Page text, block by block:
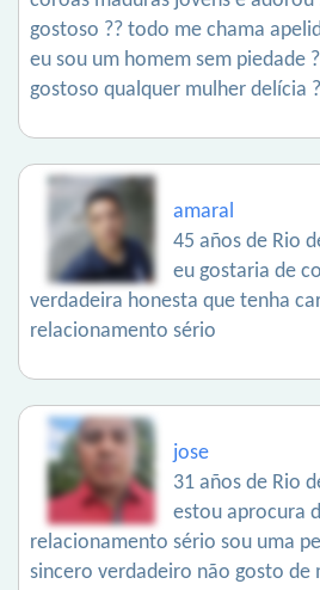
gostoso ?? todo me chama
eu sou um homem sem piedade
gostoso qualquer mulher delícia
amaral
45 años de Rio
eu gostaria de
verdadeira honesta que tenha
relacionamento sério
jose
31 años de Rio
estou aprocura
relacionamento sério sou uma
sincero verdadeiro não gosto de